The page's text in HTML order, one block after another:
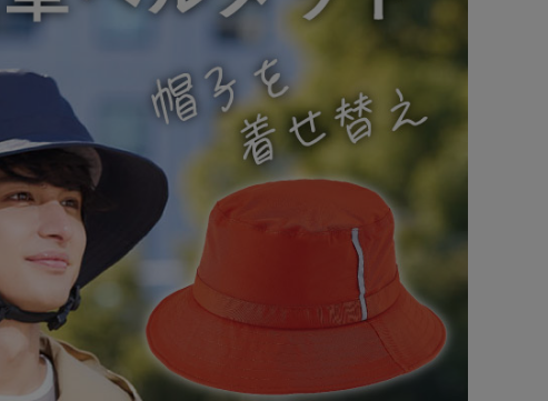
収納グッズ
ギフト
uchimore COGIT防災 THE TOOL LAB